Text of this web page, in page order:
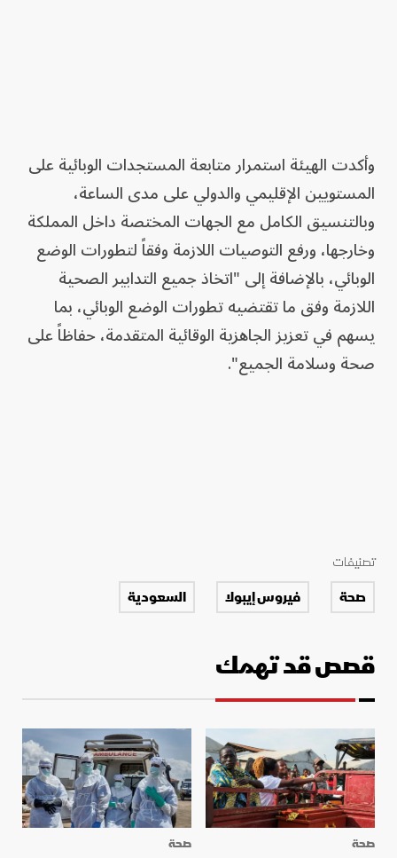
وأكدت الهيئة استمرار متابعة المستجدات الوبائية على
المستويين الإقليمي والدولي على مدى الساعة،
وبالتنسيق الكامل مع الجهات المختصة داخل المملكة
وخارجها، ورفع التوصيات اللازمة وفقاً لتطورات الوضع
الوبائي، بالإضافة إلى "اتخاذ جميع التدابير الصحية
اللازمة وفق ما تقتضيه تطورات الوضع الوبائي، بما
يسهم في تعزيز الجاهزية الوقائية المتقدمة، حفاظاً على
صحة وسلامة الجميع".
تصنيفات
صحة فيروس إيبولا السعودية
قصص قد تهمك
صحة
صحة